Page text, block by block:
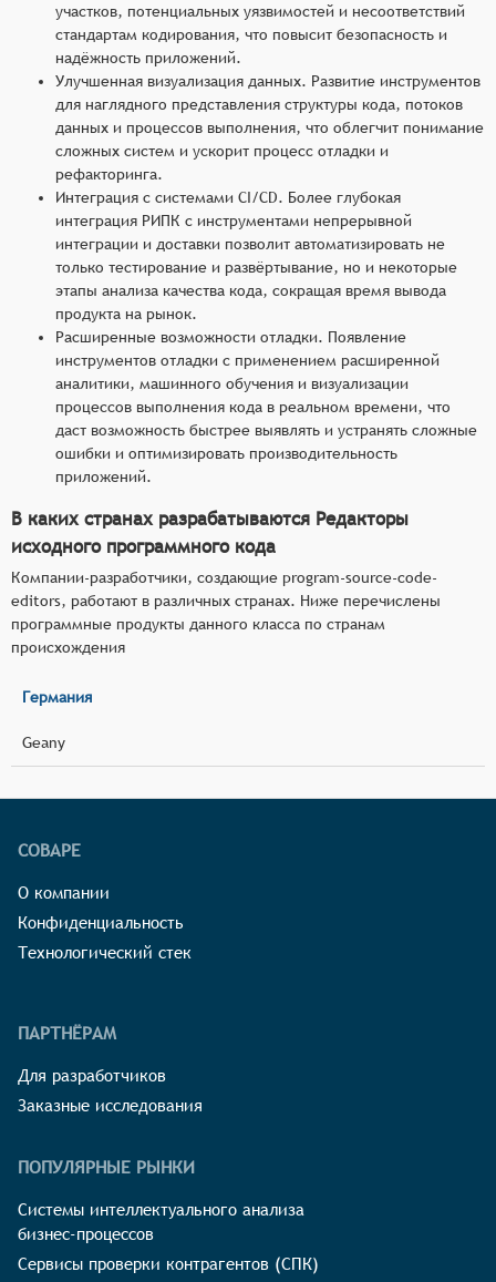
участков, потенциальных уязвимостей и несоответствий
стандартам кодирования, что повысит безопасность и
надёжность приложений.
Улучшенная визуализация данных. Развитие инструментов
для наглядного представления структуры кода, потоков
данных и процессов выполнения, что облегчит понимание
сложных систем и ускорит процесс отладки и
рефакторинга.
Интеграция с системами CI/CD. Более глубокая
интеграция РИПК с инструментами непрерывной
интеграции и доставки позволит автоматизировать не
только тестирование и развёртывание, но и некоторые
этапы анализа качества кода, сокращая время вывода
продукта на рынок.
Расширенные возможности отладки. Появление
инструментов отладки с применением расширенной
аналитики, машинного обучения и визуализации
процессов выполнения кода в реальном времени, что
даст возможность быстрее выявлять и устранять сложные
ошибки и оптимизировать производительность
приложений.
В каких странах разрабатываются Редакторы
исходного программного кода
Компании-разработчики, создающие program-source-code-
editors, работают в различных странах. Ниже перечислены
программные продукты данного класса по странам
происхождения
Германия
Geany
СОВАРЕ
О компании
Конфиденциальность
Технологический стек
ПАРТНЁРАМ
Для разработчиков
Заказные исследования
ПОПУЛЯРНЫЕ РЫНКИ
Системы интеллектуального анализа
бизнес-процессов
Сервисы проверки контрагентов (СПК)